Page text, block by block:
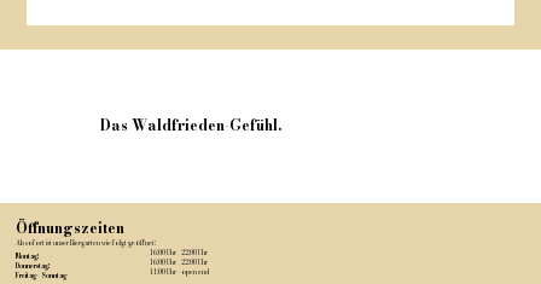
Öffnungszeiten
Montag:
Donnerstag:
Freitag - Sonntag
16:00 Uhr - 22:00 Uhr
16:00 Uhr - 22:00 Uhr
11:00 Uhr - open end
Ab sofort ist unser Biergarten wie folgt geöffnet:
Das Waldfrieden-Gefühl.